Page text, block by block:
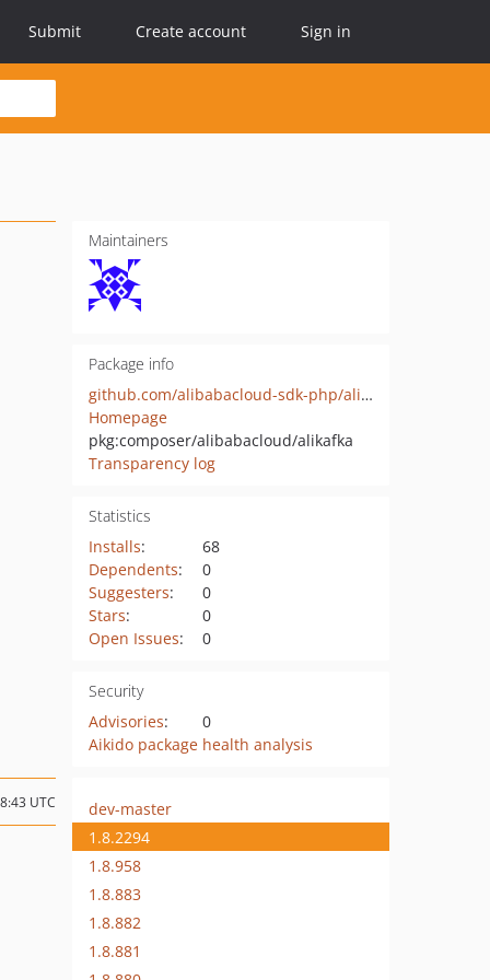
Submit Create account Sign in
Maintainers
Package info
github.com/alibabacloud-sdk-php/alikafka
Homepage
pkg:composer/alibabacloud/alikafka
Transparency log
Statistics
Installs:
68
Dependents:
0
Suggesters:
0
Stars:
0
Open Issues: 0
Security
Advisories:
0
Aikido package health analysis
UTC
dev-master
1.8.2294
1.8.958
1.8.883
1.8.882
1.8.881